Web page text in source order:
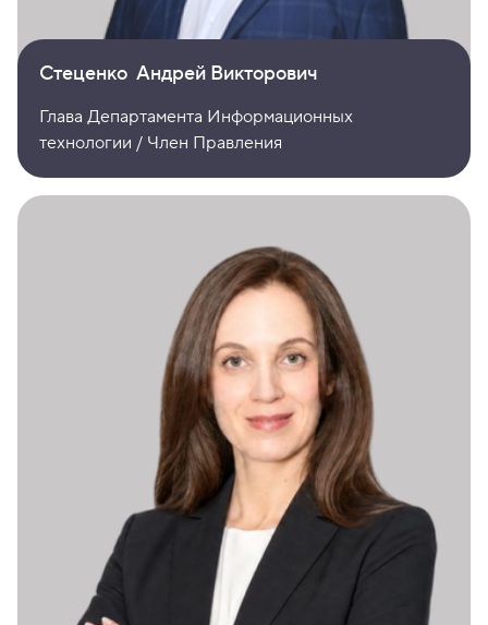
Стеценко Андрей Викторович
Глава Департамента Информационных
технологии / Член Правления